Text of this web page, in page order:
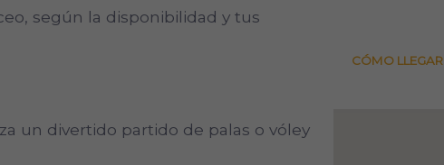
según la disponibilidad y tus
un divertido partido de palas o vóley
CÓMO LLEGAR